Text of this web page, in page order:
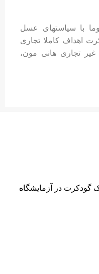
با سیاستهای عسل
اهداف کاملا تجاری
غیر تجاری هانی مون،
گودکرت در آزمایشگاه